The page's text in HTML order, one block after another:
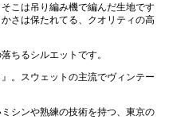
こは吊り編み機で編んだ生地です
さは保たれてる、クオリティの高
ちるシルエットです。
。スウェットの主流でヴィンテー
シンや熟練の技術を持つ、東京の